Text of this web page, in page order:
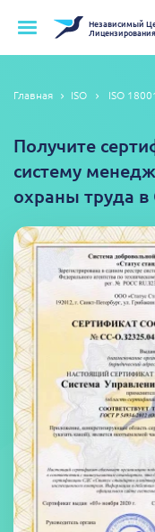
Независимый
Лицензирования
Главная ISO ISO
Получите
систему
охраны труда в